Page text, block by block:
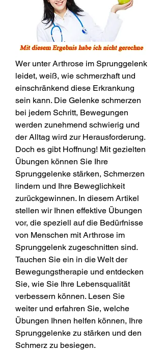
Wer unter Arthrose im Sprunggelenk
leidet, weiß, wie schmerzhaft und
einschränkend diese Erkrankung
sein kann. Die Gelenke schmerzen
bei jedem Schritt, Bewegungen
werden zunehmend schwierig und
der Alltag wird zur Herausforderung.
Doch es gibt Hoffnung! Mit gezielten
Übungen können Sie Ihre
Sprunggelenke stärken, Schmerzen
lindern und Ihre Beweglichkeit
zurückgewinnen. In diesem Artikel
stellen wir Ihnen effektive Übungen
vor, die speziell auf die Bedürfnisse
von Menschen mit Arthrose im
Sprunggelenk zugeschnitten sind.
Tauchen Sie ein in die Welt der
Bewegungstherapie und entdecken
Sie, wie Sie Ihre Lebensqualität
verbessern können. Lesen Sie
weiter und erfahren Sie, welche
Übungen Ihnen helfen können, Ihre
Sprunggelenke zu stärken und den
Schmerz zu besiegen.